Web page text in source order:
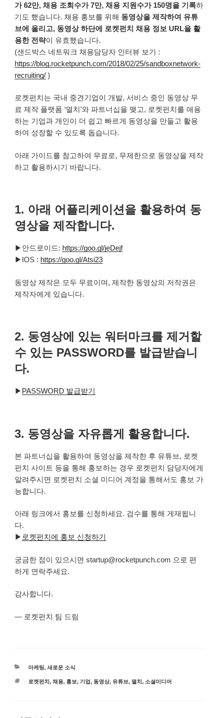
가 62만, 채용 조회수가 7만, 채용 지원수가 150명을 기록하
기도 했습니다. 채용 홍보를 위해 동영상을 제작하여 유튜
브에 올리고, 동영상 하단에 로켓펀치 채용 정보 URL을 활
용한 전략이 유효했습니다.
(샌드박스 네트워크 채용담당자 인터뷰 보기 :
https://blog.rocketpunch.com/2018/02/25/sandboxnetwork-
recruiting/ )
로켓펀치는 국내 중견기업이 개발, 서비스 중인 동영상 무
료 제작 플랫폼 ‘멸치’와 파트너십을 맺고, 로켓펀치를 애용
하는 기업과 개인이 더 쉽고 빠르게 동영상을 만들고 활용
하여 성장할 수 있도록 돕습니다.
아래 가이드를 참고하여 무료로, 무제한으로 동영상을 제작
하고 활용하시기 바랍니다.
1. 아래 어플리케이션을 활용하여 동
영상을 제작합니다.
▶안드로이드: https://goo.gl/jeDejf
▶IOS : https://goo.gl/Atsi23
동영상 제작은 모두 무료이며, 제작한 동영상의 저작권은
제작자에게 있습니다.
2. 동영상에 있는 워터마크를 제거할
수 있는 PASSWORD를 발급받습니
다.
▶ PASSWORD 발급받기
3. 동영상을 자유롭게 활용합니다.
본 파트너십을 활용하여 동영상을 제작한 후 유튜브, 로켓
펀치 사이트 등을 통해 홍보하는 경우 로켓펀치 담당자에게
알려주시면 로켓펀치 소셜 미디어 계정을 통해서도 홍보 가
능합니다.
아래 링크에서 홍보를 신청하세요. 검수를 통해 게재됩니
다.
▶ 로켓펀치에 홍보 신청하기
궁금한 점이 있으시면 startup@rocketpunch.com 으로 편
하게 연락주세요.
감사합니다.
— 로켓펀치 팀 드림
카
고
마케팅, 새로운 소식
태
로켓펀치 , 채용, 홍보, 기업, 동영상, 유튜브, 멸치 , 소셜미디어